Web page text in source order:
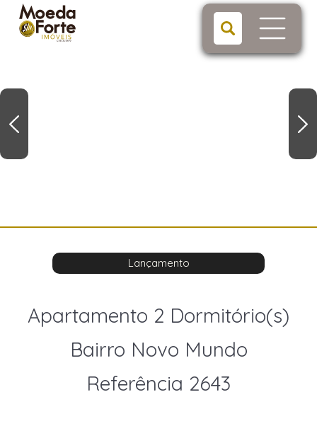
Lançamento
Apartamento 2 Dormitório(s)
Bairro Novo Mundo
Referência 2643